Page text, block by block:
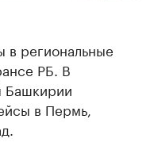
в региональные
РБ. В
Башкирии
в Пермь,